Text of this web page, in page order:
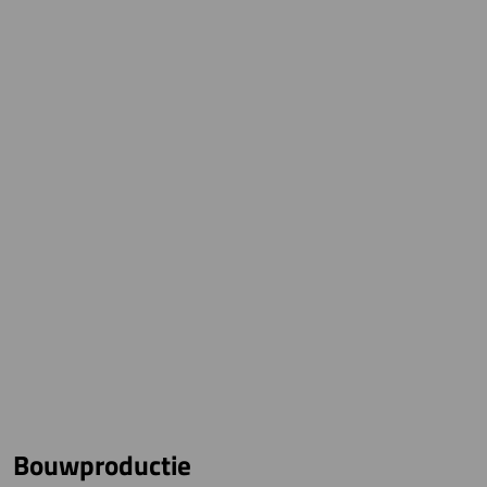
Bouwproductie